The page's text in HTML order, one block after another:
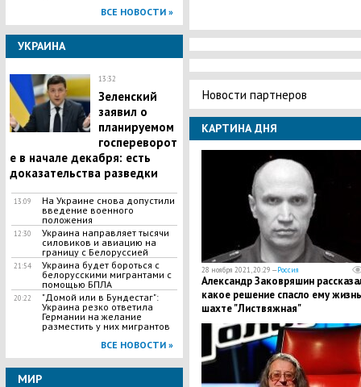
ВСЕ НОВОСТИ »
УКРАИНА
13:32
​Зеленский
заявил о
планируемом
госпереворот
е в начале декабря: есть
доказательства разведки
13:09
​На Украине снова допустили
введение военного
положения
12:30
Украина направляет тысячи
силовиков и авиацию на
границу с Белоруссией
21:54
Украина будет бороться с
белорусскими мигрантами с
помощью БПЛА
20:22
"Домой или в Бундестаг":
Украина резко ответила
Германии на желание
разместить у них мигрантов
ВСЕ НОВОСТИ »
МИР
Новости партнеров
КАРТИНА ДНЯ
28 ноября 2021, 20:29 —Россия
Александр Заковряшин
какое решение спасло ему
шахте "Листвяжная"